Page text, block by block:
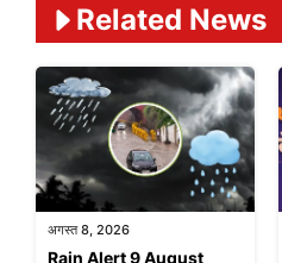
Related News
अगस्त 8, 2026
Rain Alert 9 August